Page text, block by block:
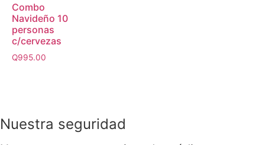
Combo
Navideño 10
personas
c/cervezas
Q995.00
Nuestra seguridad